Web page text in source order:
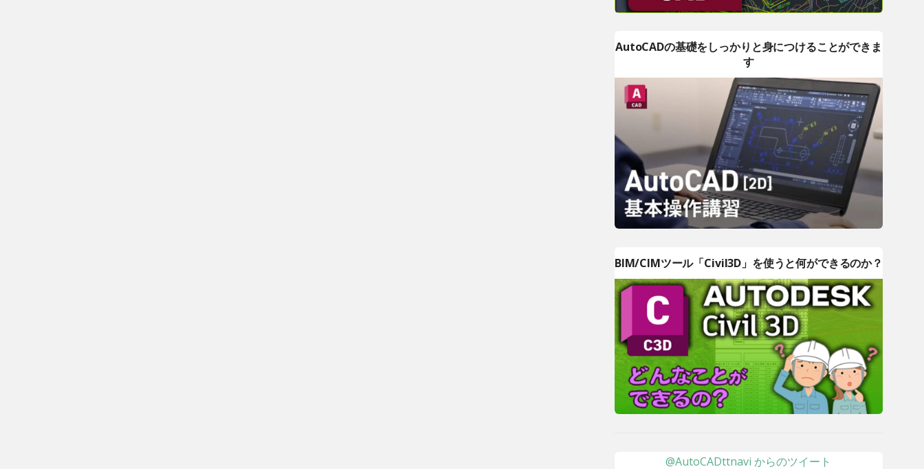
AutoCADの基礎をしっかりと身につけることができま
す
BIM/CIMツール「Civil3D」を使うと何ができるのか？
@AutoCADttnavi からのツイート